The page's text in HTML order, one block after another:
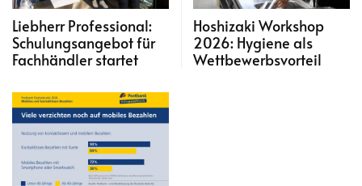
Liebherr Professional:
Schulungsangebot für
Fachhändler startet
Hoshizaki Workshop
2026: Hygiene als
Wettbewerbsvorteil